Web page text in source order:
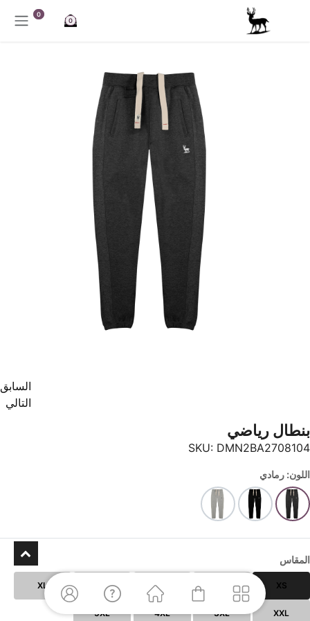
تخطي للذهاب إلى المحتوى
0
0
السابق
التالي
بنطال رياضي
SKU: DMN2BA2708104
اللون: رمادي
المقاس
XS
M
XL
XXL
3XL
4XL
5XL